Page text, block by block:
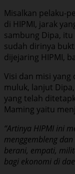
Misalkan pelaku-
di HIPMI, jarak
sambung Dipa,
sudah dirinya
dijejaring HIPMI,
Visi dan misi
muluk, lanjut
yang telah
Maming yaitu
“Artinya HIPMI ini
menggembleng
berani, empati,
bagi ekonomi di